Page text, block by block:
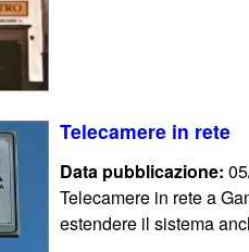
Telecamere in rete
Data pubblicazione:
Telecamere in rete a
estendere il sistema